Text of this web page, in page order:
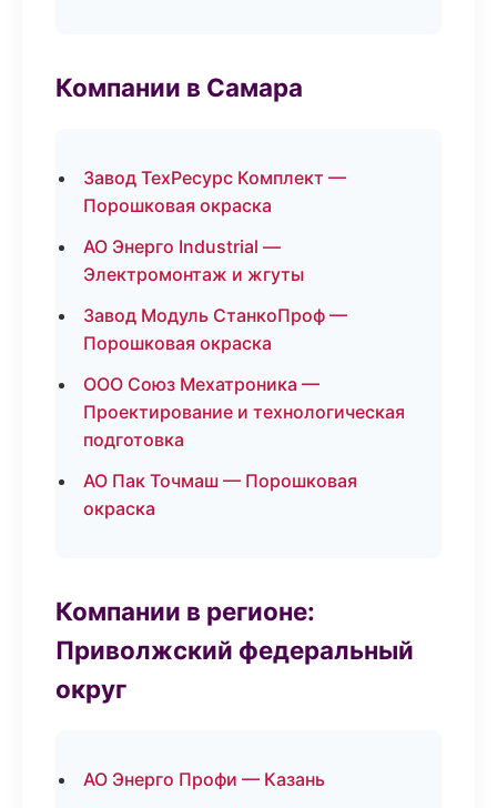
Компании в Самара
Завод ТехРесурс Комплект —
Порошковая окраска
АО Энерго Industrial —
Электромонтаж и жгуты
Завод Модуль СтанкоПроф —
Порошковая окраска
ООО Союз Мехатроника —
Проектирование и технологическая
подготовка
АО Пак Точмаш — Порошковая
окраска
Компании в регионе:
Приволжский федеральный
округ
АО Энерго Профи — Казань